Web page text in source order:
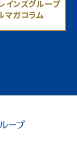
インズグループ
マガコラム